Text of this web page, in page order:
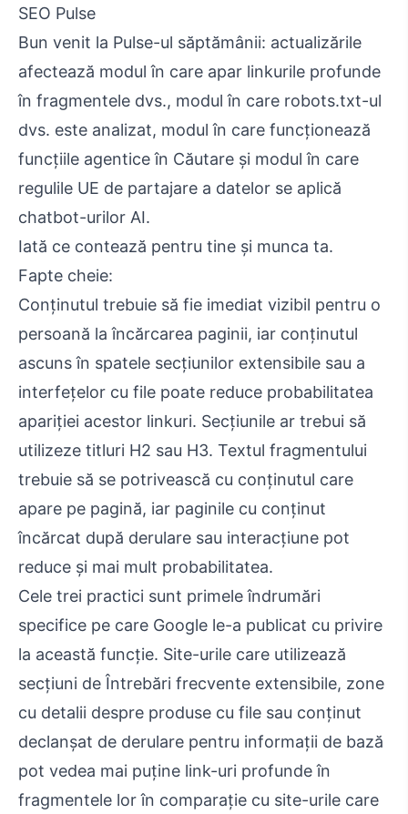
SEO Pulse
Bun venit la Pulse-ul săptămânii: actualizările
afectează modul în care apar linkurile profunde
în fragmentele dvs., modul în care robots.txt-ul
dvs. este analizat, modul în care funcționează
funcțiile agentice în Căutare și modul în care
regulile UE de partajare a datelor se aplică
chatbot-urilor AI.
Iată ce contează pentru tine și munca ta.
Fapte cheie:
Conținutul trebuie să fie imediat vizibil pentru o
persoană la încărcarea paginii, iar conținutul
ascuns în spatele secțiunilor extensibile sau a
interfețelor cu file poate reduce probabilitatea
apariției acestor linkuri. Secțiunile ar trebui să
utilizeze titluri H2 sau H3. Textul fragmentului
trebuie să se potrivească cu conținutul care
apare pe pagină, iar paginile cu conținut
încărcat după derulare sau interacțiune pot
reduce și mai mult probabilitatea.
Cele trei practici sunt primele îndrumări
specifice pe care Google le-a publicat cu privire
la această funcție. Site-urile care utilizează
secțiuni de Întrebări frecvente extensibile, zone
cu detalii despre produse cu file sau conținut
declanșat de derulare pentru informații de bază
pot vedea mai puține link-uri profunde în
fragmentele lor în comparație cu site-urile care